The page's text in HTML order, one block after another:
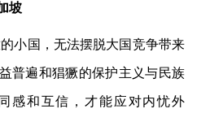
坡
小国，无法摆脱大国竞争带来
普遍和猖獗的保护主义与民族
感和互信，才能应对内忧外